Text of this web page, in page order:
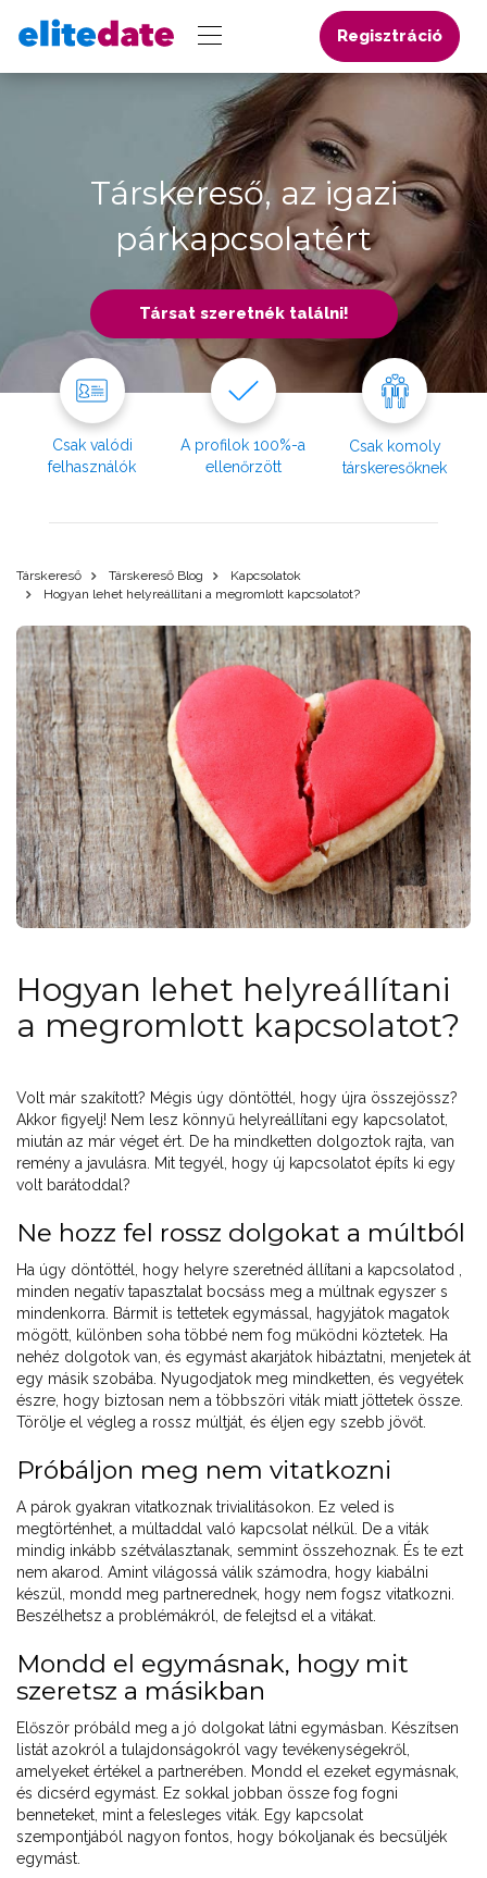
Regisztráció
Társkereső, az igazi
párkapcsolatért
Társat szeretnék találni!
Csak valódi
felhasználók
A profilok 100%-a
ellenőrzött
Csak komoly
társkeresőknek
Társkereső Társkereső Blog
Kapcsolatok
Hogyan lehet helyreállítani a megromlott kapcsolatot?
Hogyan lehet helyreállítani
a megromlott kapcsolatot?
Volt már szakított? Mégis úgy döntöttél, hogy újra összejössz?
Akkor figyelj! Nem lesz könnyű helyreállítani egy kapcsolatot,
miután az már véget ért. De ha mindketten dolgoztok rajta, van
remény a javulásra. Mit tegyél, hogy új kapcsolatot építs ki egy
volt barátoddal?
Ne hozz fel rossz dolgokat a múltból
Ha úgy döntöttél, hogy helyre szeretnéd állítani a kapcsolatod ,
minden negatív tapasztalat bocsáss meg a múltnak egyszer s
mindenkorra. Bármit is tettetek egymással, hagyjátok magatok
mögött, különben soha többé nem fog működni köztetek. Ha
nehéz dolgotok van, és egymást akarjátok hibáztatni, menjetek át
egy másik szobába. Nyugodjatok meg mindketten, és vegyétek
észre, hogy biztosan nem a többszöri viták miatt jöttetek össze.
Törölje el végleg a rossz múltját, és éljen egy szebb jövőt.
Próbáljon meg nem vitatkozni
A párok gyakran vitatkoznak trivialitásokon. Ez veled is
megtörténhet, a múltaddal való kapcsolat nélkül. De a viták
mindig inkább szétválasztanak, semmint összehoznak. És te ezt
nem akarod. Amint világossá válik számodra, hogy kiabálni
készül, mondd meg partnerednek, hogy nem fogsz vitatkozni.
Beszélhetsz a problémákról, de felejtsd el a vitákat.
Mondd el egymásnak, hogy mit
szeretsz a másikban
Először próbáld meg a jó dolgokat látni egymásban. Készítsen
listát azokról a tulajdonságokról vagy tevékenységekről,
amelyeket értékel a partnerében. Mondd el ezeket egymásnak,
és dicsérd egymást. Ez sokkal jobban össze fog fogni
benneteket, mint a felesleges viták. Egy kapcsolat
szempontjából nagyon fontos, hogy bókoljanak és becsüljék
egymást.